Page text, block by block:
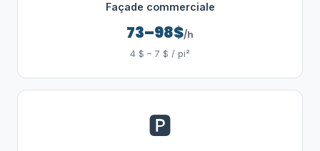
Façade commerciale
73–98$/h
4 $ – 7 $ / pi²
🅿️